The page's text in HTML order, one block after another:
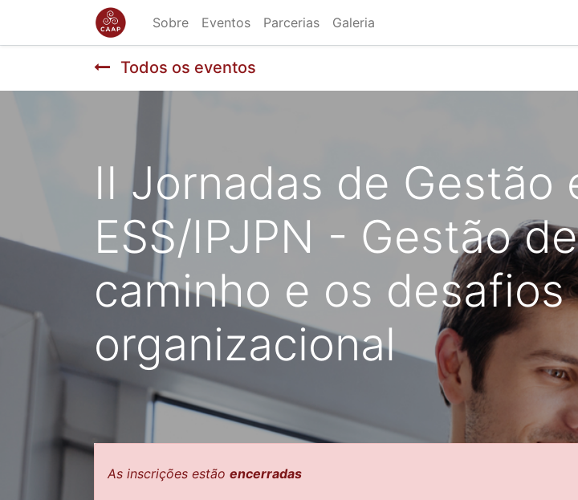
Sobre Eventos Parcerias Galeria
Todos os eventos
II Jornadas de Gestão
ESS/IPJPN - Gestão
caminho e os
organizacional
As inscrições estão encerradas